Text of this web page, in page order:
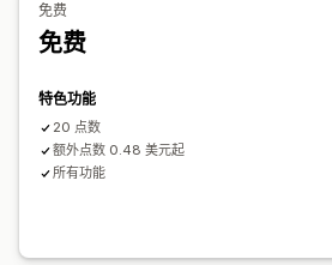
免费
免费
特色功能
20 点数
额外点数 0.48 美元起
所有功能